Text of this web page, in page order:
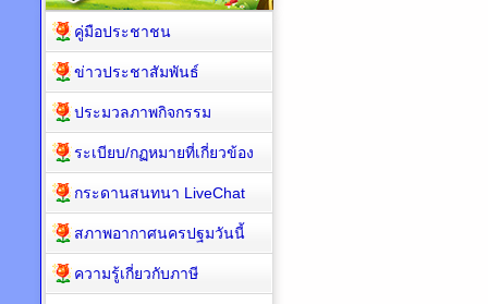
คู่มือประชาชน
ข่าวประชาสัมพันธ์
ประมวลภาพกิจกรรม
ระเบียบ/กฏหมายที่เกี่ยวข้อง
กระดานสนทนา LiveChat
สภาพอากาศนครปฐมวันนี้
ความรู้เกี่ยวกับภาษี